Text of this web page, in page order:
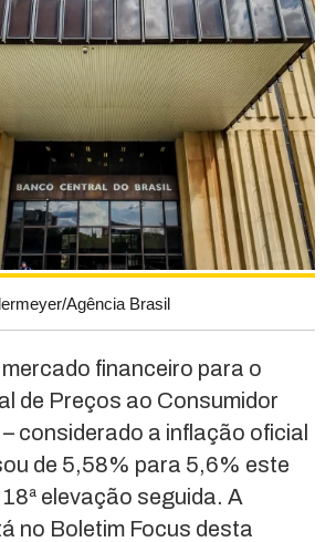
Agência Brasil
financeiro para o
de Preços ao Consumidor
considerado a inflação oficial
de 5,58% para 5,6% este
elevação seguida. A
no Boletim Focus desta